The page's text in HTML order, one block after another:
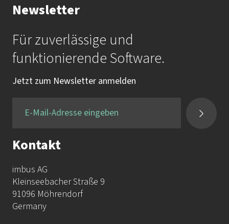
Newsletter
Für zuverlässige und
funktionierende Software.
Jetzt zum Newsletter anmelden
Kontakt
imbus AG
Kleinseebacher Straße 9
91096 Möhrendorf
Germany